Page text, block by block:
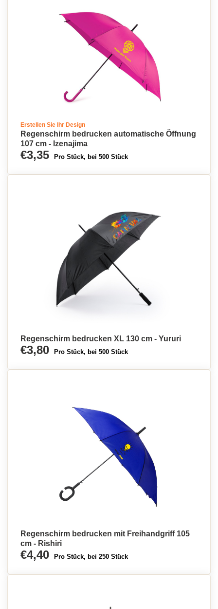
Erstellen Sie Ihr Design
Regenschirm bedrucken automatische Öffnung
107 cm - Izenajima
€3,35 Pro Stück, bei 500 Stück
Regenschirm bedrucken XL 130 cm - Yururi
€3,80 Pro Stück, bei 500 Stück
Regenschirm bedrucken mit Freihandgriff 105
cm - Rishiri
€4,40 Pro Stück, bei 250 Stück